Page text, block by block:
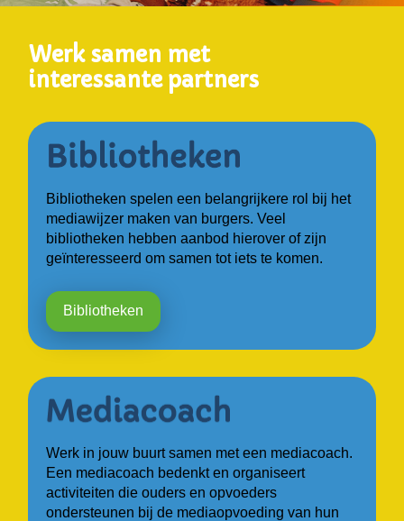
Werk samen met
interessante partners
Bibliotheken spelen een belangrijkere rol bij het
mediawijzer maken van burgers. Veel
bibliotheken hebben aanbod hierover of zijn
geïnteresseerd om samen tot iets te komen.
Bibliotheken
Werk in jouw buurt samen met een mediacoach.
Een mediacoach bedenkt en organiseert
activiteiten die ouders en opvoeders
ondersteunen bij de mediaopvoeding van hun